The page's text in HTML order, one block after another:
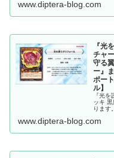
に加え
www.diptera-blog.com
『光
チャ
守る
ー』
ポー
ル】
『光
ッキ
ります
ポート
www.diptera-blog.com